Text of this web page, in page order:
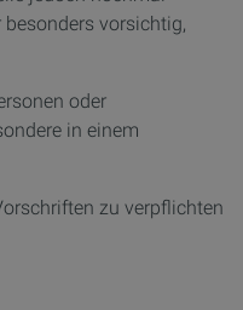
vorsichtig,
oder
in einem
zu verpflichten